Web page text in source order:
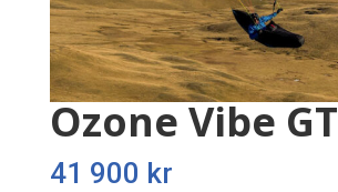
Ozone Vibe GT
41 900 kr